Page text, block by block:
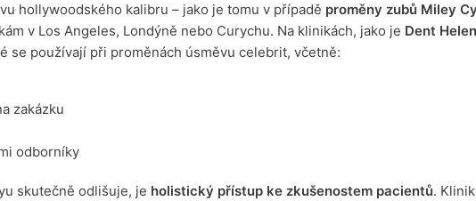
hollywoodského kalibru – jako je tomu v případě proměny zubů Miley
v Los Angeles, Londýně nebo Curychu. Na klinikách, jako je Dent Helen
se používají při proměnách úsměvu celebrit, včetně:
zakázku
odborníky
skutečně odlišuje, je holistický přístup ke zkušenostem pacientů.